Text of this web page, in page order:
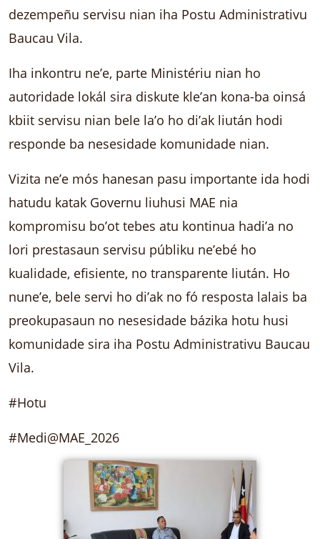
dezempeñu servisu nian iha Postu Administrativu
Baucau Vila.
Iha inkontru ne’e, parte Ministériu nian ho
autoridade lokál sira diskute kle’an kona-ba oinsá
kbiit servisu nian bele la’o ho di’ak liután hodi
responde ba nesesidade komunidade nian.
Vizita ne’e mós hanesan pasu importante ida hodi
hatudu katak Governu liuhusi MAE nia
kompromisu bo’ot tebes atu kontinua hadi’a no
lori prestasaun servisu públiku ne’ebé ho
kualidade, efisiente, no transparente liután. Ho
nune’e, bele servi ho di’ak no fó resposta lalais ba
preokupasaun no nesesidade bázika hotu husi
komunidade sira iha Postu Administrativu Baucau
Vila.
#Hotu
#Medi@MAE_2026